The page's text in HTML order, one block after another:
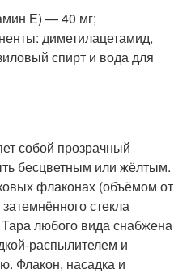
Е) — 40 мг;
диметилацетамид,
спирт и вода для
собой прозрачный
бесцветным или жёлтым.
флаконах (объёмом от
стекла
любого вида снабжена
распылителем и
Флакон, насадка и